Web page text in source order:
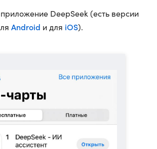
DeepSeek (есть версии
Android и для iOS).